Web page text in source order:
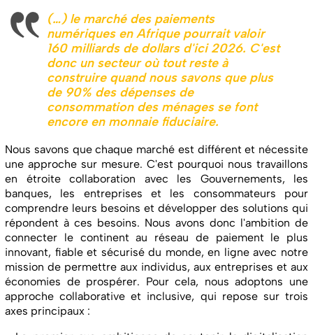
(…) le marché des paiements
numériques en Afrique pourrait valoir
160 milliards de dollars d'ici 2026. C'est
donc un secteur où tout reste à
construire quand nous savons que plus
de 90% des dépenses de
consommation des ménages se font
encore en monnaie fiduciaire.
Nous savons que chaque marché est différent et nécessite
une approche sur mesure. C'est pourquoi nous travaillons
en étroite collaboration avec les Gouvernements, les
banques, les entreprises et les consommateurs pour
comprendre leurs besoins et développer des solutions qui
répondent à ces besoins. Nous avons donc l'ambition de
connecter le continent au réseau de paiement le plus
innovant, fiable et sécurisé du monde, en ligne avec notre
mission de permettre aux individus, aux entreprises et aux
économies de prospérer. Pour cela, nous adoptons une
approche collaborative et inclusive, qui repose sur trois
axes principaux :